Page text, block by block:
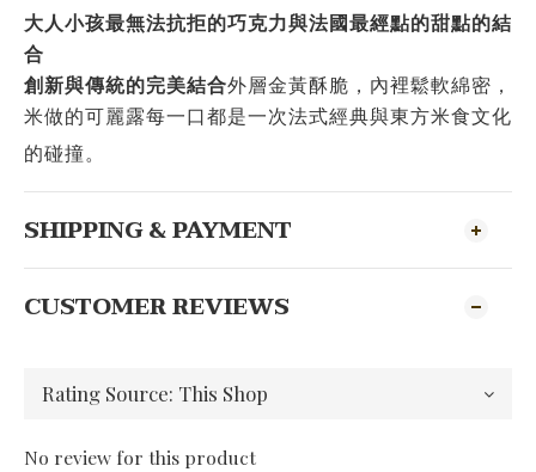
大人小孩最無法抗拒的巧克力與法國最經點的甜點的結
合
創新與傳統的完美結合外層金黃酥脆，內裡鬆軟綿密，
米做的可麗露每一口都是一次法式經典與東方米食文化
的碰撞。
SHIPPING & PAYMENT
CUSTOMER REVIEWS
No review for this product